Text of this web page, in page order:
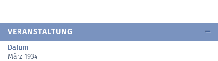
VERANSTALTUNG
Datum
März 1934